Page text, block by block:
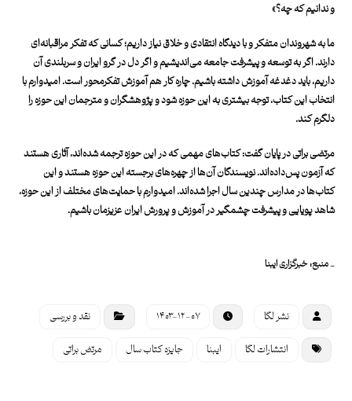
و ندانیم که چه؟»
ما به شهروندان متفکر و با دیدگاه انتقادی و خلاق نیاز داریم؛ کسانی که تفکر مراقبانه‌ای
دارند. اگر به توسعه و پیشرفت جامعه می‌اندیشیم و اگر دل در گرو ایران و سربلندی آن
داریم، باید دغدغه آموزش داشته باشیم. چاره کار هم آموزش تفکرمحور است. امیدوارم با
انتخاب این کتاب، توجه بیشتری به این حوزه شود و پژوهشگران و مترجمان این حوزه را
دلگرم کند.
مرتضی براتی در پایان گفت: کتاب‌های مهمی که در این حوزه ترجمه شده‌اند، آثاری هستند
که آزمون پس‌داده‌اند. نویسندگان آن‌ها از چهره‌های برجسته این حوزه هستند و این
کتاب‌ها در مدارس چندین سال اجرا شده‌اند. امیدوارم با حمایت‌های مختلف از این حوزه،
شاهد پویایی و پیشرفت چشمگیر در آموزش و پرورش ایران عزیزمان باشیم.
_ منبع: خبرگزاری ایبنا
نشر لگا ۱۴۰۳-۱۲-۰۷ نقد و بررسی
انتشارات لگا ایبنا جایزه کتاب سال مرتض براتی